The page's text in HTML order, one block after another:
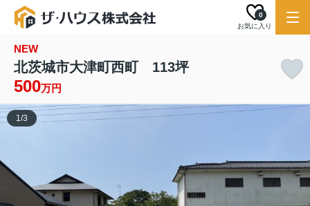
お気に入り
0
NEW
北茨城市大津町西町 113坪
500万円
1/3